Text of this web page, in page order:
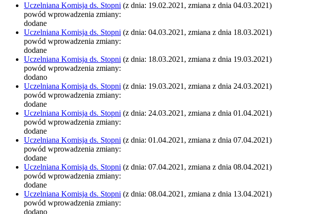
Uczelniana Komisja ds. Stopni (z dnia: 19.02.2021, zmiana z dnia 04.03.2021)
powód wprowadzenia zmiany:
dodane
Uczelniana Komisja ds. Stopni (z dnia: 04.03.2021, zmiana z dnia 18.03.2021)
powód wprowadzenia zmiany:
dodane
Uczelniana Komisja ds. Stopni (z dnia: 18.03.2021, zmiana z dnia 19.03.2021)
powód wprowadzenia zmiany:
dodano
Uczelniana Komisja ds. Stopni (z dnia: 19.03.2021, zmiana z dnia 24.03.2021)
powód wprowadzenia zmiany:
dodane
Uczelniana Komisja ds. Stopni (z dnia: 24.03.2021, zmiana z dnia 01.04.2021)
powód wprowadzenia zmiany:
dodane
Uczelniana Komisja ds. Stopni (z dnia: 01.04.2021, zmiana z dnia 07.04.2021)
powód wprowadzenia zmiany:
dodane
Uczelniana Komisja ds. Stopni (z dnia: 07.04.2021, zmiana z dnia 08.04.2021)
powód wprowadzenia zmiany:
dodane
Uczelniana Komisja ds. Stopni (z dnia: 08.04.2021, zmiana z dnia 13.04.2021)
powód wprowadzenia zmiany:
dodano